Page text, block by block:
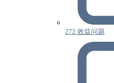
272 效益问题